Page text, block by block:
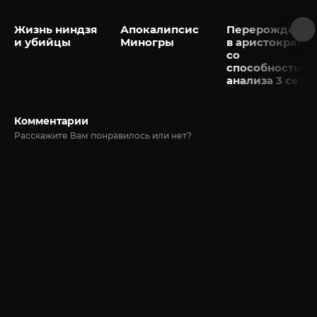
Жизнь ниндзя
и убийцы
Апокалипсис
Миногры
Перерождение
в аристократа
со
способностью
анализа 3
Комментарии
Расскажите Вам понравилось или нет?